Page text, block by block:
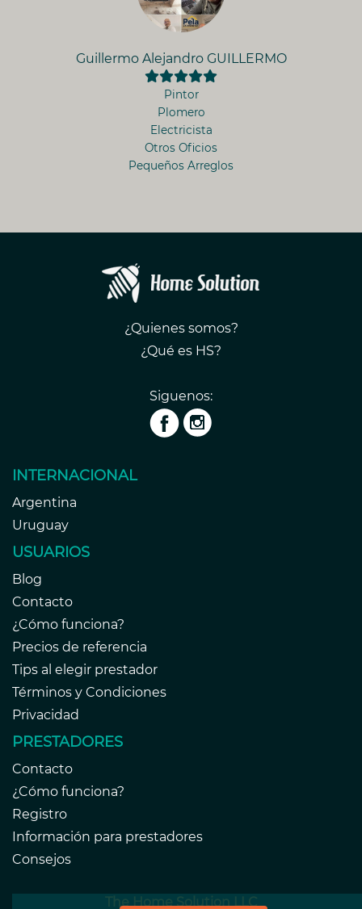
Guillermo Alejandro GUILLERMO
Pintor
Plomero
Electricista
Otros Oficios
Pequeños Arreglos
¿Quienes somos?
¿Qué es HS?
Siguenos:
INTERNACIONAL
Argentina
Uruguay
USUARIOS
Blog
Contacto
¿Cómo funciona?
Precios de referencia
Tips al elegir prestador
Términos y Condiciones
Privacidad
PRESTADORES
Contacto
¿Cómo funciona?
Registro
Información para prestadores
Consejos
The Home Solution LLC